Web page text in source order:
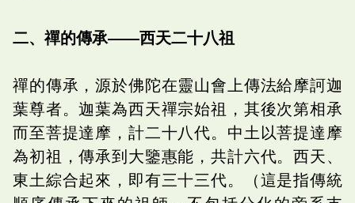
二、禪的傳承――西天二十八祖
禪的傳承，源於佛陀在靈山會上傳法給摩訶迦
葉尊者。迦葉為西天禪宗始祖，其後次第相承
而至菩提達摩，計二十八代。中土以菩提達摩
為初祖，傳承到大鑒惠能，共計六代。西天、
東土綜合起來，即有三十三代。（這是指傳統